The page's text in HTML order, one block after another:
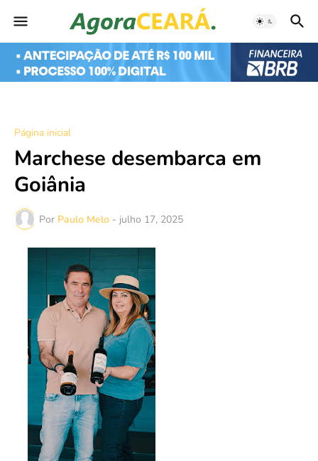
Página inicial
Marchese desembarca em
Goiânia
Por Paulo Melo - julho 17, 2025